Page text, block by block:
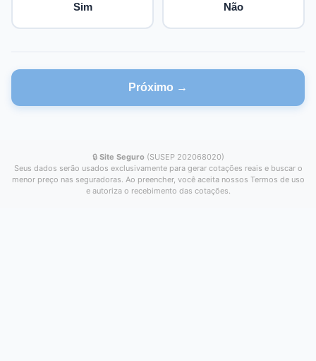
Sim Não
Próximo →
🔒 Site Seguro (SUSEP 202068020)
Seus dados serão usados exclusivamente para gerar cotações reais e buscar o
menor preço nas seguradoras. Ao preencher, você aceita nossos Termos de uso
e autoriza o recebimento das cotações.